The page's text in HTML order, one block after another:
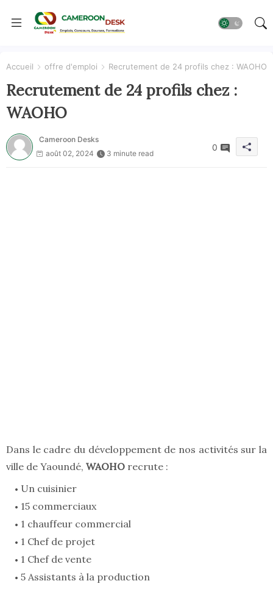
Accueil offre d'emploi Recrutement de 24 profils chez : WAOHO
Recrutement de 24 profils chez :
WAOHO
Cameroon Desks
août 02, 2024
3 minute read
0
Dans le cadre du développement de nos activités sur la
ville de Yaoundé, WAOHO recrute :
Un cuisinier
15 commerciaux
1 chauffeur commercial
1 Chef de projet
1 Chef de vente
5 Assistants à la production